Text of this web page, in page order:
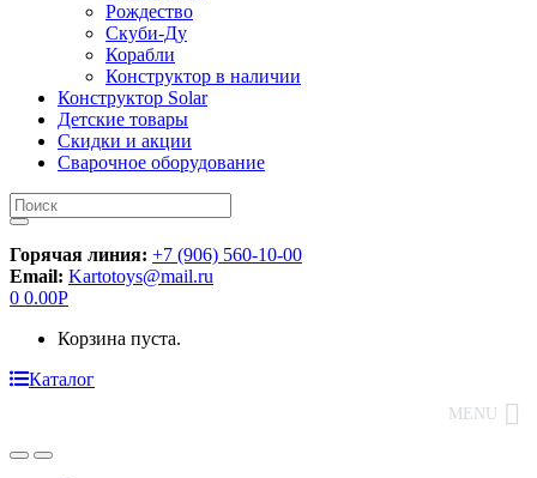
Рождество
Скуби-Ду
Корабли
Конструктор в наличии
Конструктор Solar
Детские товары
Скидки и акции
Сварочное оборудование
Искать:
Горячая линия: +7 (906) 560-10-00
Email: Kartotoys@mail.ru
0 0.00Р
Корзина пуста.
Каталог
MENU